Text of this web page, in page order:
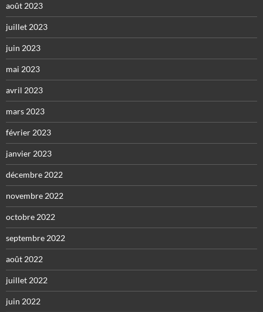
août 2023
juillet 2023
juin 2023
mai 2023
avril 2023
mars 2023
février 2023
janvier 2023
décembre 2022
novembre 2022
octobre 2022
septembre 2022
août 2022
juillet 2022
juin 2022